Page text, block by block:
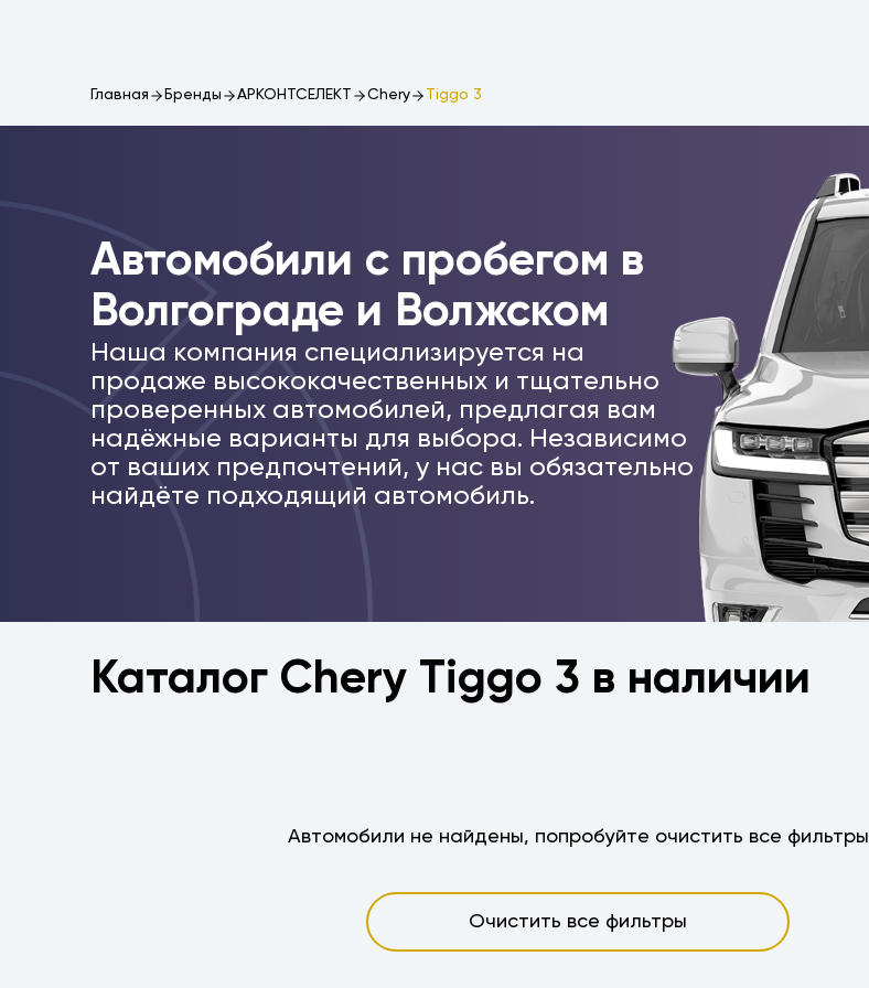
Главная Бренды АРКОНТСЕЛЕКТ Chery Tiggo 3
Автомобили c пробегом в
Волгограде и Волжском
Наша компания специализируется на
продаже высококачественных и тщательно
проверенных автомобилей, предлагая вам
надёжные варианты для выбора. Независимо
от ваших предпочтений, у нас вы обязательно
найдёте подходящий автомобиль.
Каталог Chery Tiggo 3 в наличии
Автомобили не найдены, попробуйте очистить все фильтры
Очистить все фильтры